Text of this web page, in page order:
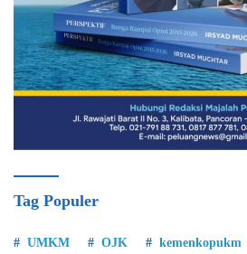
Tag Populer
UMKM OJK kemenkopukm